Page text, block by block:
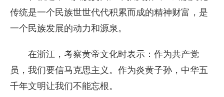
传统是一个民族世世代代积累而成的精神财富，是
一个民族发展的动力和源泉。
在浙江，考察黄帝文化时表示：作为共产党
员，我们要信马克思主义。作为炎黄子孙，中华五
千年文明让我们不能忘根。